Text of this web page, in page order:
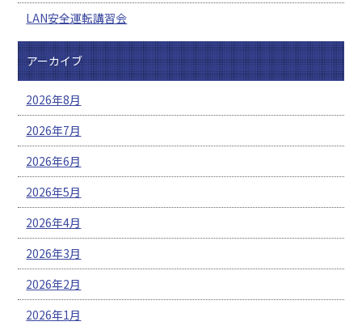
LAN安全運転講習会
アーカイブ
2026年8月
2026年7月
2026年6月
2026年5月
2026年4月
2026年3月
2026年2月
2026年1月